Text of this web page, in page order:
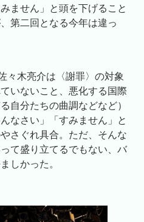
ません」と頭を下げること
第二回となる今年は違っ
々木亮介は〈謝罪〉の対象
いないこと、悪化する国際
自分たちの曲調などなど）
なさい」「すみません」と
さぐれ具合。ただ、そんな
て盛り立てるでもない、バ
しかった。